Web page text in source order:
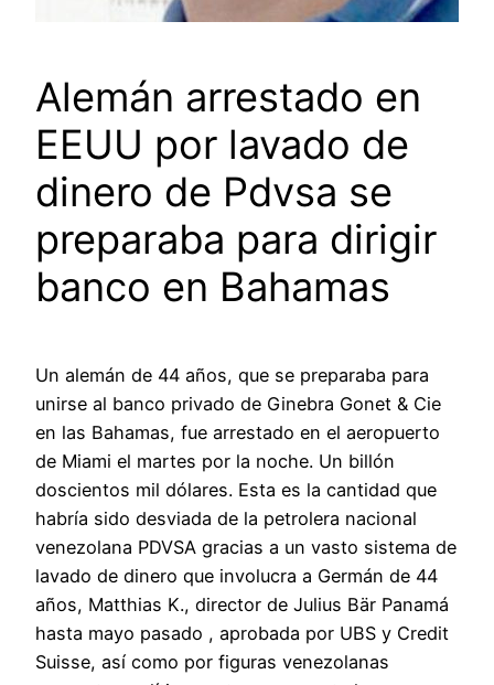
Alemán arrestado en
EEUU por lavado de
dinero de Pdvsa se
preparaba para dirigir
banco en Bahamas
Un alemán de 44 años, que se preparaba para
unirse al banco privado de Ginebra Gonet & Cie
en las Bahamas, fue arrestado en el aeropuerto
de Miami el martes por la noche. Un billón
doscientos mil dólares. Esta es la cantidad que
habría sido desviada de la petrolera nacional
venezolana PDVSA gracias a un vasto sistema de
lavado de dinero que involucra a Germán de 44
años, Matthias K., director de Julius Bär Panamá
hasta mayo pasado , aprobada por UBS y Credit
Suisse, así como por figuras venezolanas